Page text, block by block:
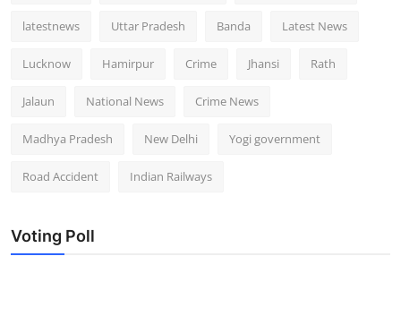
latestnews Uttar Pradesh Banda Latest News
Lucknow Hamirpur Crime Jhansi Rath
Jalaun National News Crime News
Madhya Pradesh New Delhi Yogi government
Road Accident Indian Railways
Voting Poll